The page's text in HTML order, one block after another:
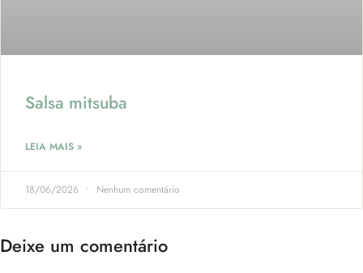
Salsa mitsuba
LEIA MAIS »
18/06/2026 Nenhum comentário
Deixe um comentário